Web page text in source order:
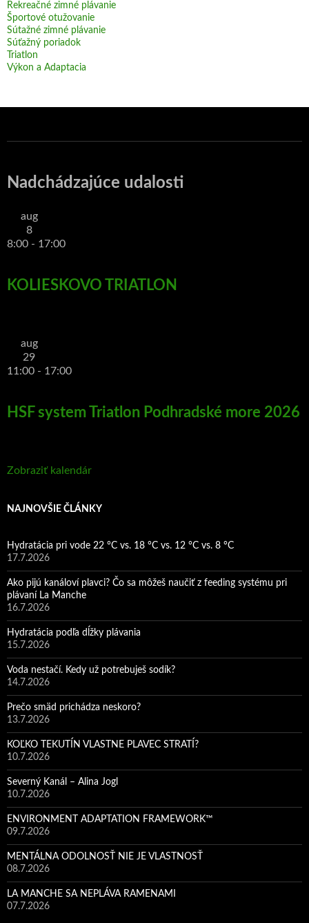
Rekreačné zimné plávanie
Športové otužovanie
Sútažné zimné plávanie
Súťažný poriadok
Triatlon
Výkon a Adaptacia
Nadchádzajúce udalosti
aug
8
8:00 - 17:00
KOLIESKOVO TRIATLON
aug
29
11:00 - 17:00
HSF system Triatlon Podhradské more 2026
Zobraziť kalendár
NAJNOVŠIE ČLÁNKY
Hydratácia pri vode 22 °C vs. 18 °C vs. 12 °C vs. 8 °C
17.7.2026
Ako pijú kanáloví plavci? Čo sa môžeš naučiť z feeding systému pri
plávaní La Manche
16.7.2026
Hydratácia podľa dĺžky plávania
15.7.2026
Voda nestačí. Kedy už potrebuješ sodík?
14.7.2026
Prečo smäd prichádza neskoro?
13.7.2026
KOĽKO TEKUTÍN VLASTNE PLAVEC STRATÍ?
10.7.2026
Severný Kanál – Alina Jogl
10.7.2026
ENVIRONMENT ADAPTATION FRAMEWORK™
09.7.2026
MENTÁLNA ODOLNOSŤ NIE JE VLASTNOSŤ
08.7.2026
LA MANCHE SA NEPLÁVA RAMENAMI
07.7.2026